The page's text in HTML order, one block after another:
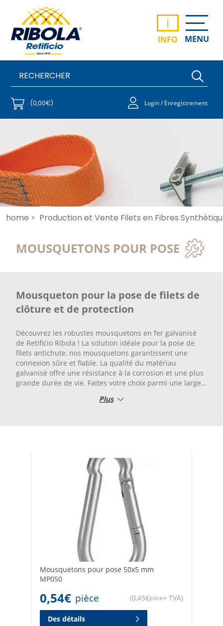
i
INFO MENU
(0,00€) Login / Enregistrement
home > Production et Vente Filets en Fibres
MOUSQUETONS POUR POSE
Mousqueton pour la pose de filets de
clôture et de protection
Découvrez les robustes mousquetons en fer galvanisé
de Retificio Ribola ! La solution idéale pour la pose de
filets antichute, nos mousquetons garantissent une
connexion sûre et fiable. La qualité du matériau
galvanisé offre une résistance à la corrosion et une plus
grande durée de vie. Faites votre choix parmi une large
normes de sécurité les plus élevées. Faites confiance à
Retificio Ribola pour obtenir les meilleurs mousquetons
Plus
Mousquetons pour pose 50x5 mm
MP050
0,54€ pièce (0,45€pièce+ TVA)
Des détails